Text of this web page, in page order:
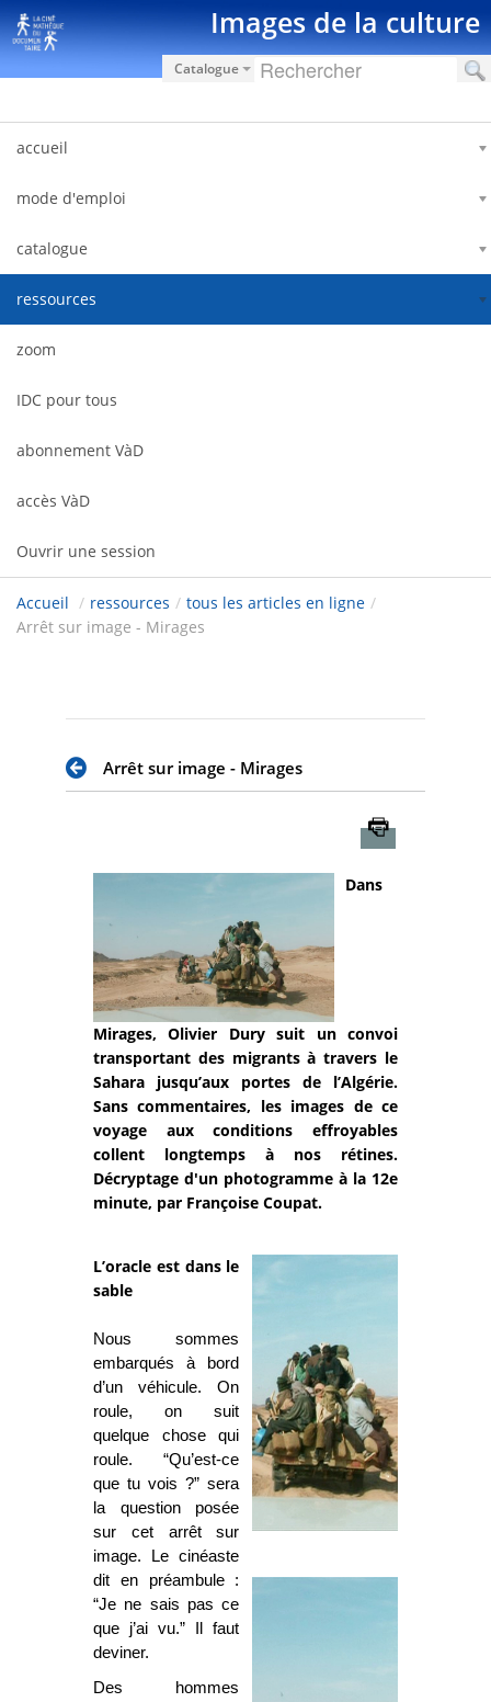
Saut au contenu Images de la culture
Catalogue
accueil
mode d'emploi
catalogue
ressources
zoom
IDC pour tous
abonnement VàD
accès VàD
Ouvrir une session
Accueil / ressources / tous les articles en ligne /
Arrêt sur image - Mirages
Arrêt sur image - Mirages
Dans
Mirages, Olivier Dury suit un convoi
transportant des migrants à travers le
Sahara jusqu’aux portes de l’Algérie.
Sans commentaires, les images de ce
voyage aux conditions effroyables
collent longtemps à nos rétines.
Décryptage d'un photogramme à la 12e
minute, par Françoise Coupat.
L’oracle est dans le
sable
Nous sommes
embarqués à bord
d’un véhicule. On
roule, on suit
quelque chose qui
roule. “Qu’est-ce
que tu vois ?” sera
la question posée
sur cet arrêt sur
image. Le cinéaste
dit en préambule :
“Je ne sais pas ce
que j’ai vu.” Il faut
deviner.
Des hommes